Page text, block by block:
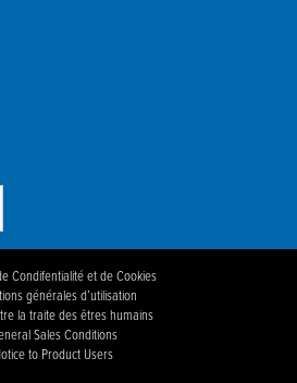
Condifentialité et de Cookies
générales d’utilisation
la traite des êtres humains
Sales Conditions
to Product Users